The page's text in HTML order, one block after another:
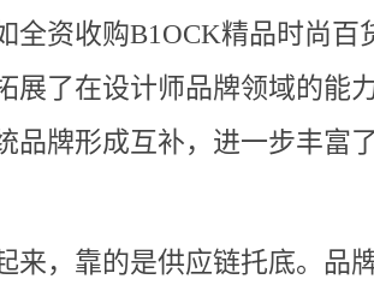
全资收购B1OCK精品时尚百
展了在设计师品牌领域的能
品牌形成互补，进一步丰富
来，靠的是供应链托底。品